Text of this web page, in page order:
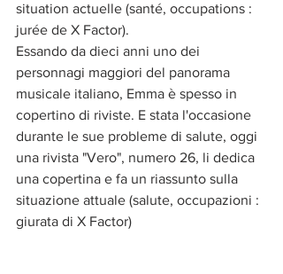
situation actuelle (santé, occupations :
jurée de X Factor).
Essando da dieci anni uno dei
personnagi maggiori del panorama
musicale italiano, Emma è spesso in
copertino di riviste. E stata l'occasione
durante le sue probleme di salute, oggi
una rivista "Vero", numero 26, li dedica
una copertina e fa un riassunto sulla
situazione attuale (salute, occupazioni :
giurata di X Factor)